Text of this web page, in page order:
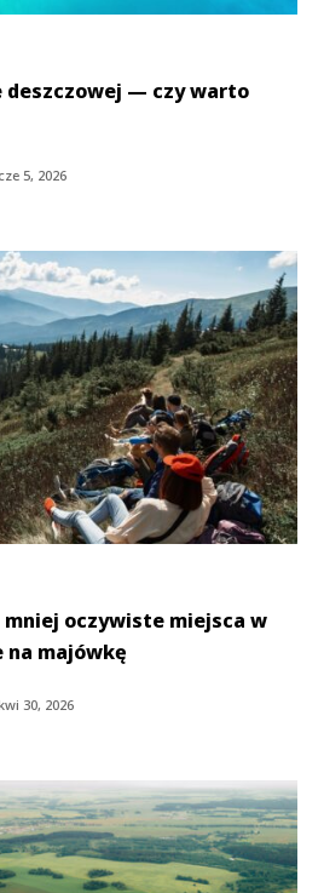
deszczowej — czy warto
cze 5, 2026
mniej oczywiste miejsca w
na majówkę
30, 2026